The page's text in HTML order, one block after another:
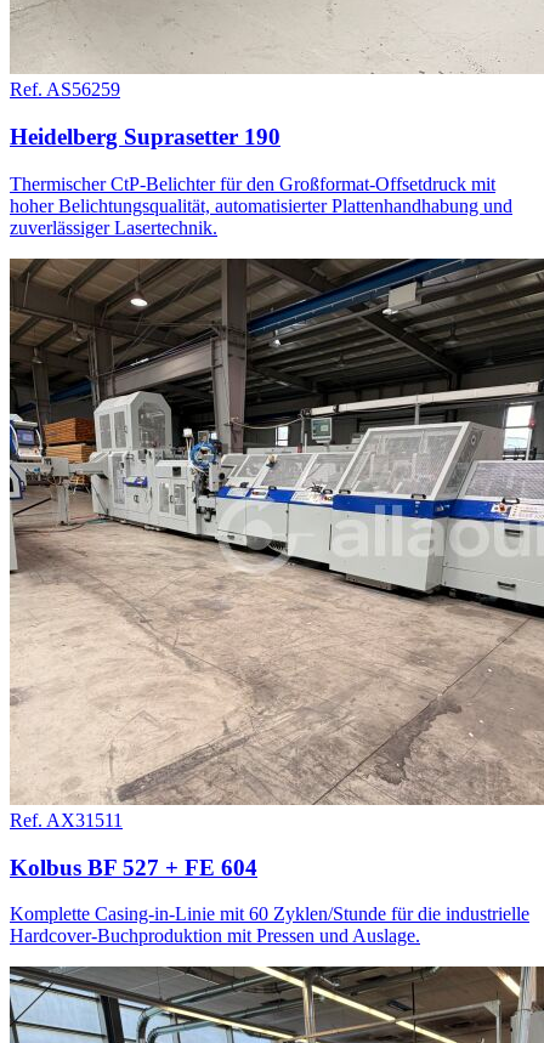
Ref. AS56259
Heidelberg Suprasetter 190
Thermischer CtP-Belichter für den Großformat-Offsetdruck mit
hoher Belichtungsqualität, automatisierter Plattenhandhabung und
zuverlässiger Lasertechnik.
Ref. AX31511
Kolbus BF 527 + FE 604
Komplette Casing-in-Linie mit 60 Zyklen/Stunde für die industrielle
Hardcover-Buchproduktion mit Pressen und Auslage.